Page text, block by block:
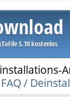
5.10 kostenlos
/